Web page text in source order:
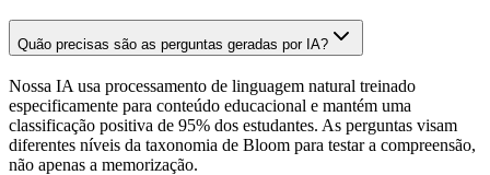
Quão precisas são as perguntas geradas por IA?
Nossa IA usa processamento de linguagem natural treinado
especificamente para conteúdo educacional e mantém uma
classificação positiva de 95% dos estudantes. As perguntas visam
diferentes níveis da taxonomia de Bloom para testar a compreensão,
não apenas a memorização.